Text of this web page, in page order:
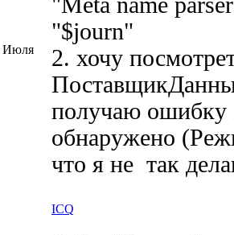
Июля
"$journ"
2. хочу
получаю ошибку
обнаружено
что я не так
ICQ